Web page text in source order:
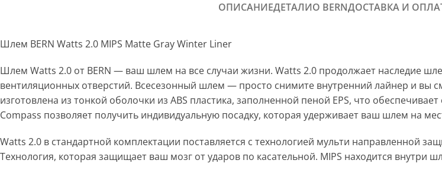
ОПИСАНИЕДЕТАЛИО BERNДОСТАВКА И
Шлем BERN Watts 2.0 MIPS Matte Gray Winter Liner
Шлем Watts 2.0 от BERN — ваш шлем на все случаи жизни. Watts 2.0 продолжает наследие
вентиляционных отверстий. Всесезонный шлем — просто снимите внутренний лайнер и вы
изготовлена ​​из тонкой оболочки из ABS пластика, заполненной пеной EPS, что
Compass позволяет получить индивидуальную посадку, которая удерживает ваш шлем на
Watts 2.0 в стандартной комплектации поставляется с технологией мульти направленной
Технология, которая защищает ваш мозг от ударов по касательной. MIPS находится внутри